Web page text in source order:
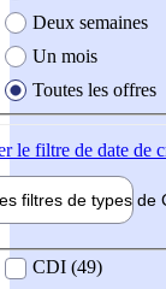
Deux semaines
Un mois
Toutes les offres
le filtre de date de
filtres de types de
contrat
CDI (49)